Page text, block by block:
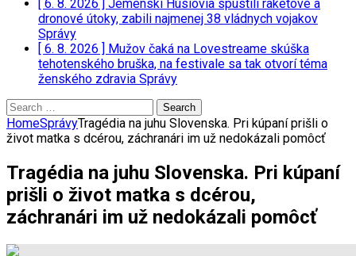
[ 6. 8. 2026 ] Jemenskí Húsíovia spustili raketové a
dronové útoky, zabili najmenej 38 vládnych vojakov
Správy
[ 6. 8. 2026 ] Mužov čaká na Lovestreame skúška
tehotenského bruška, na festivale sa tak otvorí téma
ženského zdravia Správy
Search
for:
HomeSprávyTragédia na juhu Slovenska. Pri kúpaní prišli o
život matka s dcérou, záchranári im už nedokázali pomôcť
Tragédia na juhu Slovenska. Pri kúpaní
prišli o život matka s dcérou,
záchranári im už nedokázali pomôcť